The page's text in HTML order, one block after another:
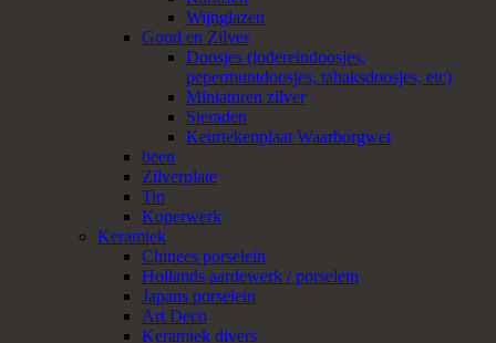
Wijnglazen
Goud en Zilver
Doosjes (lodereindoosjes,
pepermuntdoosjes, tabaksdoosjes, etc)
Miniaturen zilver
Sieraden
Keurtekenplaat Waarborgwet
been
Zilverplate
Tin
Koperwerk
Keramiek
Chinees porselein
Hollands aardewerk / porselein
Japans porselein
Art Deco
Keramiek divers